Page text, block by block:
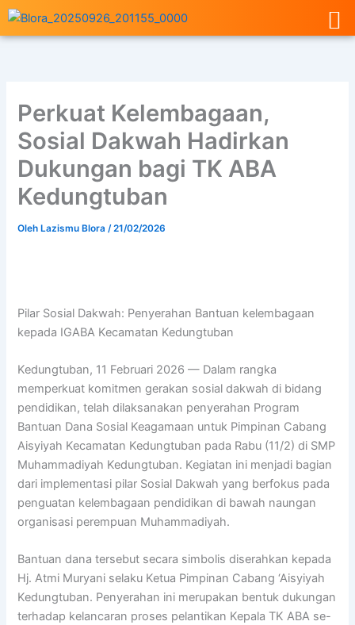
Lewati
Perkuat Kelembagaan,
Sosial Dakwah Hadirkan
Dukungan bagi TK ABA
Kedungtuban
Oleh Lazismu Blora/21/02/2026
Pilar Sosial Dakwah: Penyerahan Bantuan kelembagaan
kepada IGABA Kecamatan Kedungtuban
Kedungtuban, 11 Februari 2026 — Dalam rangka
memperkuat komitmen gerakan sosial dakwah di bidang
pendidikan, telah dilaksanakan penyerahan Program
Bantuan Dana Sosial Keagamaan untuk Pimpinan Cabang
Aisyiyah Kecamatan Kedungtuban pada Rabu (11/2) di SMP
Muhammadiyah Kedungtuban. Kegiatan ini menjadi bagian
dari implementasi pilar Sosial Dakwah yang berfokus pada
penguatan kelembagaan pendidikan di bawah naungan
organisasi perempuan Muhammadiyah.
Bantuan dana tersebut secara simbolis diserahkan kepada
Hj. Atmi Muryani selaku Ketua Pimpinan Cabang ‘Aisyiyah
Kedungtuban. Penyerahan ini merupakan bentuk dukungan
terhadap kelancaran proses pelantikan Kepala TK ABA se-